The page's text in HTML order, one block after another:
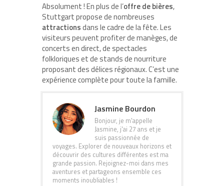
Absolument ! En plus de l’offre de bières,
Stuttgart propose de nombreuses
attractionsdans le cadre de la fête. Les
visiteurs peuvent profiter de manèges, de
concerts en direct, de spectacles
folkloriques et de stands de nourriture
proposant des délices régionaux. C’est une
expérience complète pour toute la famille.
Jasmine Bourdon
Bonjour, je m'appelle
Jasmine, j'ai 27 ans et je
suis passionnée de
voyages. Explorer de nouveaux horizons et
découvrir des cultures différentes est ma
grande passion. Rejoignez-moi dans mes
aventures et partageons ensemble ces
moments inoubliables !